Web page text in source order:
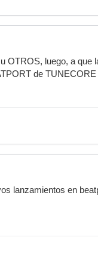
OTROS, luego, a que
de
lanzamientos en